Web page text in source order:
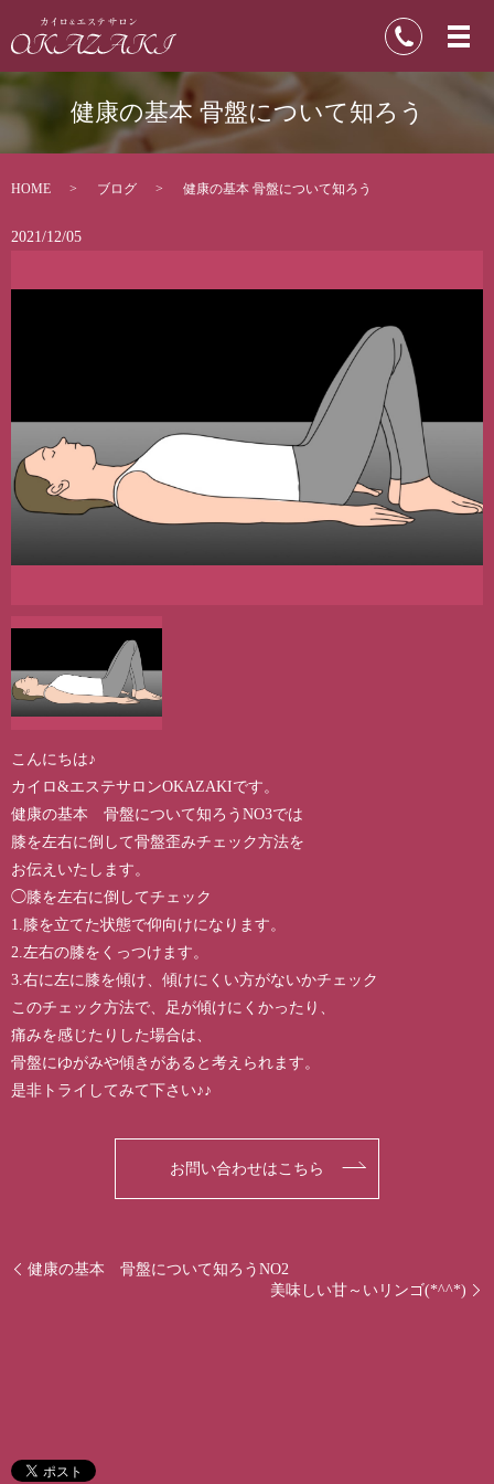
健康の基本 骨盤について知ろう
HOME ブログ 健康の基本 骨盤について知ろう
2021/12/05
こんにちは♪
カイロ&エステサロンOKAZAKIです。
健康の基本 骨盤について知ろうNO3では
膝を左右に倒して骨盤歪みチェック方法を
お伝えいたします。
◯膝を左右に倒してチェック
1.膝を立てた状態で仰向けになります。
2.左右の膝をくっつけます。
3.右に左に膝を傾け、傾けにくい方がないかチェック
このチェック方法で、足が傾けにくかったり、
痛みを感じたりした場合は、
骨盤にゆがみや傾きがあると考えられます。
是非トライしてみて下さい♪♪
お問い合わせはこちら
健康の基本 骨盤について知ろうNO2
美味しい甘～いリンゴ(*^^*)